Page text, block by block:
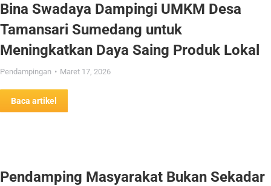
Bina Swadaya Dampingi UMKM Desa
Tamansari Sumedang untuk
Meningkatkan Daya Saing Produk Lokal
Pendampingan Maret 17, 2026
Baca artikel
Pendamping Masyarakat Bukan Sekadar